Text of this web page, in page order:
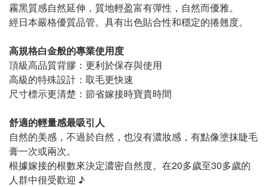
霧黑質感自然延伸，質地輕盈富有彈性，自然而優雅。
經日本嚴格優質品管。具有出色貼合性和穩定的捲翹度。
高規格白金般的專業使用度
頂級高品質背膠：更利於保存與使用
高級的特殊設計：取毛更快速
尺寸標示更清楚：節省嫁接時寶貴時間
舒適的輕量感最吸引人
自然的美感，不過於自然，也沒有濃妝感，有點像塗抹睫毛
膏一次或兩次。
根據嫁接的根數來決定濃密自然度。在20多歲至30多歲的
人群中很受歡迎 ♪